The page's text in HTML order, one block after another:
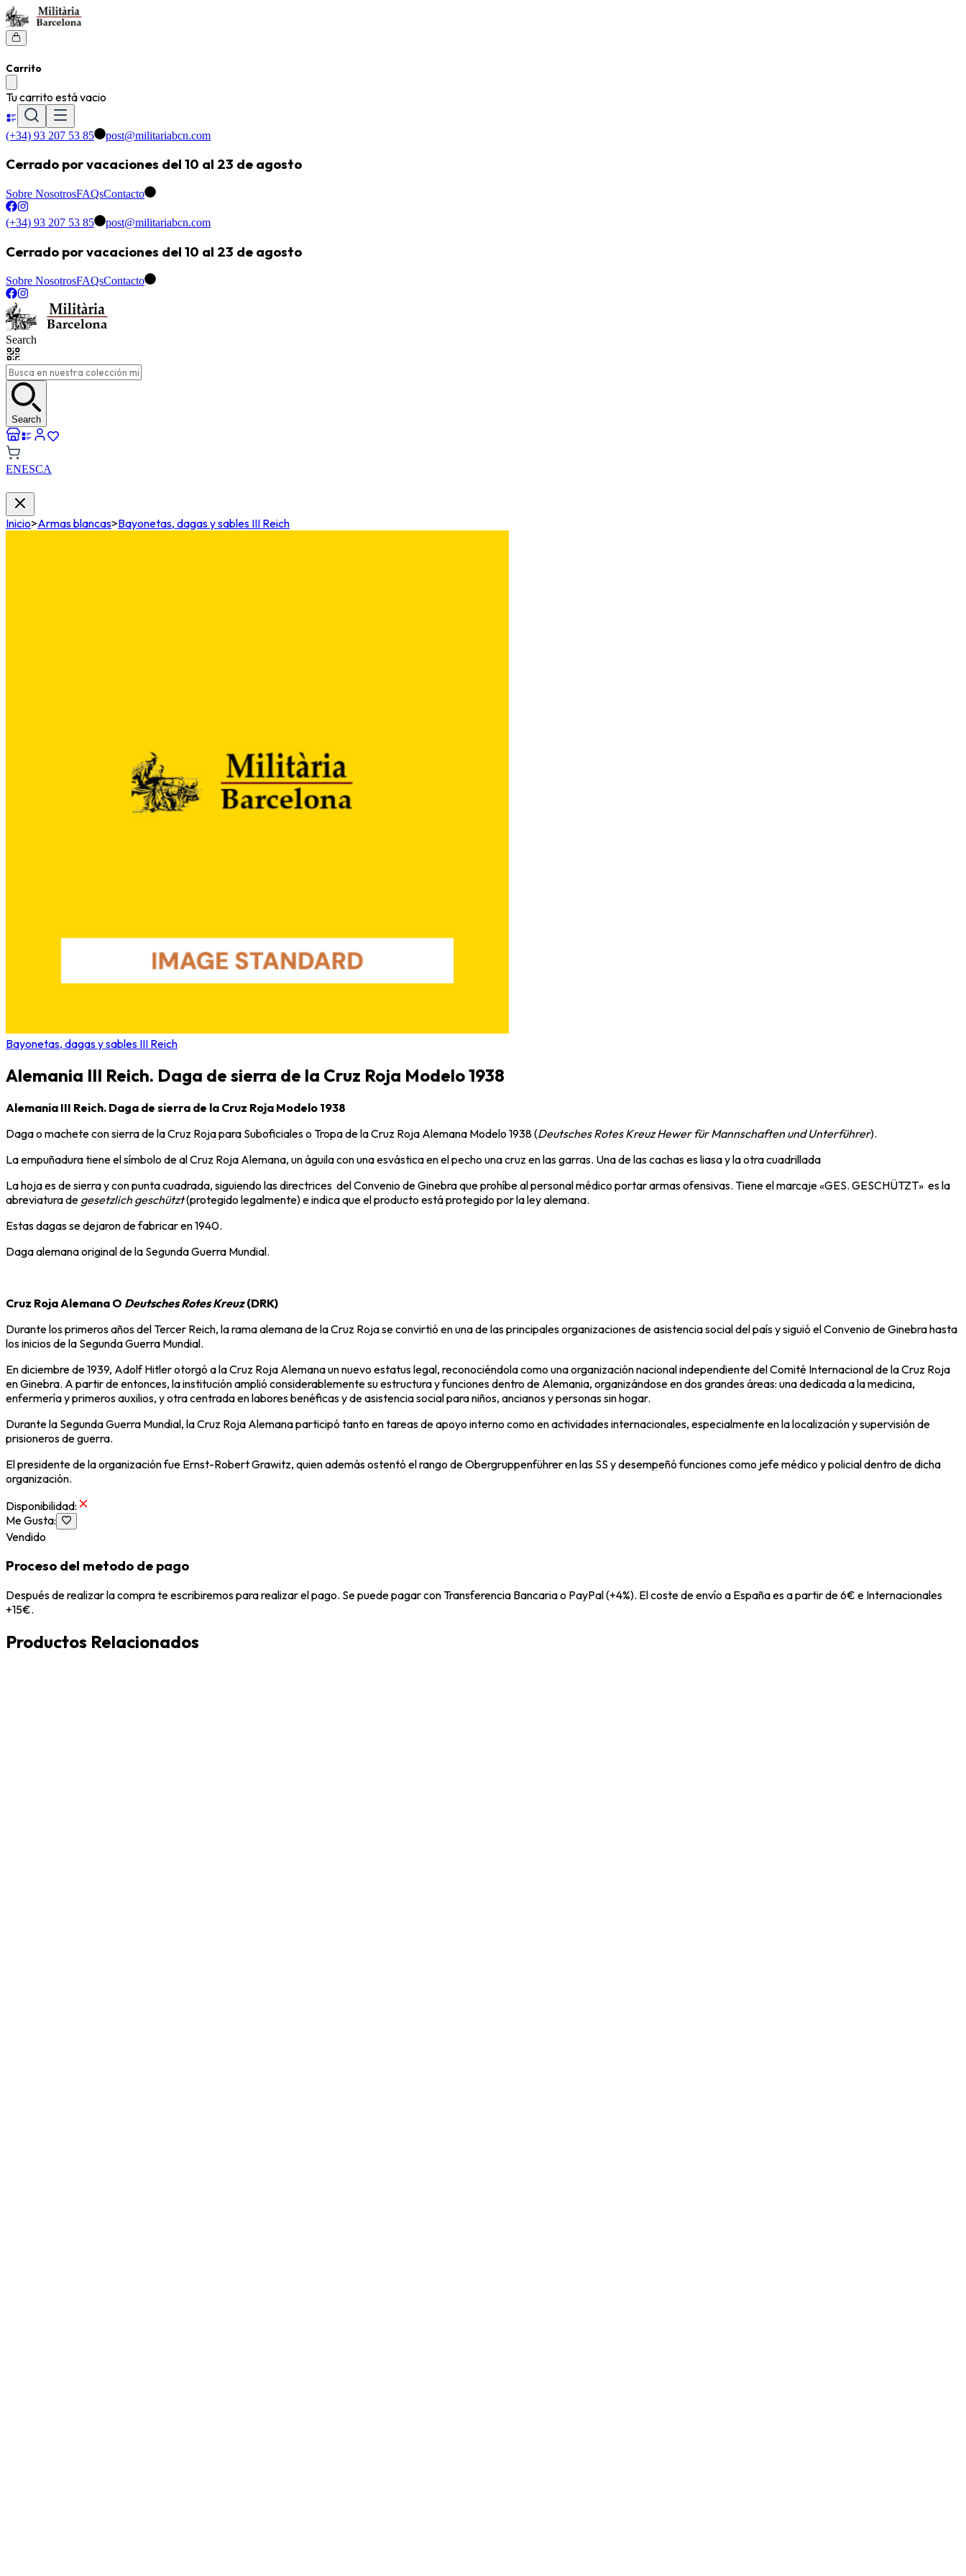
Carrito
Tu carrito está vacio
(+34) 93 207 53 85 post@militariabcn.com
Cerrado por vacaciones del 10 al 23 de agosto
Sobre NosotrosFAQsContacto
(+34) 93 207 53 85 post@militariabcn.com
Cerrado por vacaciones del 10 al 23 de agosto
Sobre NosotrosFAQsContacto
Search
Search
ENESCA
Inicio>Armas blancas>Bayonetas, dagas y sables III Reich
Bayonetas, dagas y sables III Reich
Alemania III Reich. Daga de sierra de la Cruz Roja Modelo 1938
Alemania III Reich. Daga de sierra de la Cruz Roja Modelo 1938
Daga o machete con sierra de la Cruz Roja para Suboficiales o Tropa de la Cruz Roja Alemana Modelo 1938 (Deutsches Rotes Kreuz Hewer für Mannschaften und Unterführer).
La empuñadura tiene el símbolo de al Cruz Roja Alemana, un águila con una esvástica en el pecho una cruz en las garras. Una de las cachas es liasa y la otra cuadrillada
La hoja es de sierra y con punta cuadrada, siguiendo las directrices del Convenio de Ginebra que prohíbe al personal médico portar armas ofensivas. Tiene el marcaje «GES. GESCHÜTZT» es la
abreviatura de gesetzlich geschützt(protegido legalmente) e indica que el producto está protegido por la ley alemana.
Estas dagas se dejaron de fabricar en 1940.
Daga alemana original de la Segunda Guerra Mundial.
Cruz Roja Alemana O Deutsches Rotes Kreuz(DRK)
Durante los primeros años del Tercer Reich, la rama alemana de la Cruz Roja se convirtió en una de las principales organizaciones de asistencia social del país y siguió el Convenio de Ginebra hasta
los inicios de la Segunda Guerra Mundial.
En diciembre de 1939, Adolf Hitlerotorgó a la Cruz Roja Alemana un nuevo estatus legal, reconociéndola como una organización nacional independiente delComité Internacional de la Cruz Roja
en Ginebra. A partir de entonces, la institución amplió considerablemente su estructura y funciones dentro de Alemania, organizándose en dos grandes áreas: una dedicada a la medicina,
enfermería y primeros auxilios, y otra centrada en labores benéficas y de asistencia social para niños, ancianos y personas sin hogar.
Durante la Segunda Guerra Mundial, la Cruz Roja Alemana participó tanto en tareas de apoyo interno como en actividades internacionales, especialmente en la localización y supervisión de
prisioneros de guerra.
El presidente de la organización fue Ernst-Robert Grawitz, quien además ostentó el rango de Obergruppenführer en las SS y desempeñó funciones como jefe médico y policial dentro de dicha
organización.
Disponibilidad:
Me Gusta:
Vendido
Proceso del metodo de pago
Después de realizar la compra te escribiremos para realizar el pago. Se puede pagar con Transferencia Bancaria o PayPal (+4%). El coste de envío a España es a partir de 6€ e Internacionales
+15€.
Productos Relacionados